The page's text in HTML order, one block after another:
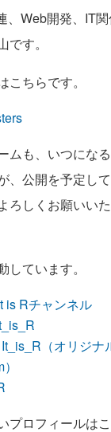
、Web開発、IT
す。
ちらです。
ムも、いつになる
、公開を予定して
ろしくお願いいた
しています。
is Rチャンネル
It_is_R（オリジナ
プロフィールはこ